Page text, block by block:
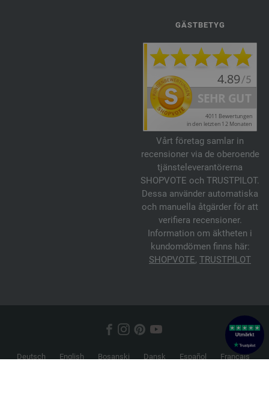
GÄSTBETYG
Vårt företag samlar in
recensioner via de oberoende
tjänsteleverantörerna
SHOPVOTE och TRUSTPILOT.
Dessa använder automatiska
och manuella åtgärder för att
verifiera recensioner.
Information om äktheten i
kundomdömen finns här:
SHOPVOTE, TRUSTPILOT
Deutsch English Bosanski Dansk Español
Français